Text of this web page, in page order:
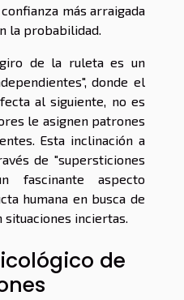
más arraigada
la probabilidad.
de la ruleta es un
donde el
al siguiente, no es
le asignen patrones
Esta inclinación a
de "supersticiones
fascinante aspecto
humana en busca de
inciertas.
de